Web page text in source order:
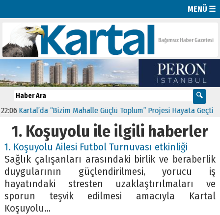
MENÜ ☰
Kartal’da “Bizim Mahalle Güçlü Toplum” Projesi Hayata Geçti
1. Koşuyolu ile ilgili haberler
1. Koşuyolu Ailesi Futbol Turnuvası etkinliği
Sağlık çalışanları arasındaki birlik ve beraberlik
duygularının güçlendirilmesi, yorucu iş
hayatındaki stresten uzaklaştırılmaları ve
sporun teşvik edilmesi amacıyla Kartal
Koşuyolu…